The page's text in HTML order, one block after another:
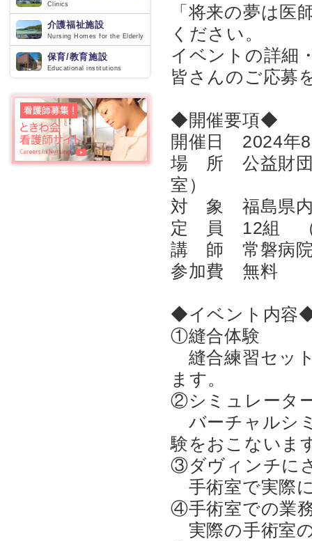
「将来の夢は医
ください。
イベントの詳細
皆さんのご応募
◆開催要項◆
開催日 2024年8
場 所 公益財団
室）
対 象 福島県内
定 員 12組 （
講 師 常磐病院
参加費 無料
◆イベント内容
①縫合体験
縫合練習セッ
ます。
②シミュレータ
バーチャルシ
験をおこないま
③ダヴィンチに
手術室で実際
④手術室での業
実際の手術室
Clinics
介護福祉施設
Nursing Homes for the Elderly
保育/教育施設
Educational institutions